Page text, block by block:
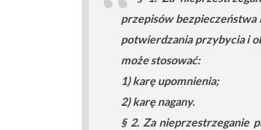
przepisów
potwierdzania przybycia i
może stosować:
1) karę upomnienia;
2) karę nagany.
§ 2. Za nieprzestrzeganie